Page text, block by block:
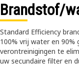
Brandstof/
Standard Efficiency
100% vrij water en
verontreinigingen te
uw secundaire filter en